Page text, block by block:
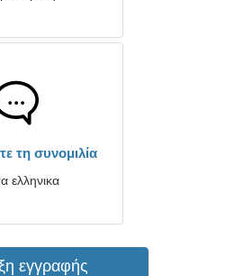
τη συνομιλία
ελληνικα
εγγραφής